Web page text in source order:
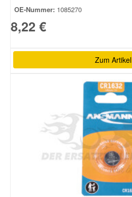
OE-Nummer: 1085270
8,22 €
Zum Artikel